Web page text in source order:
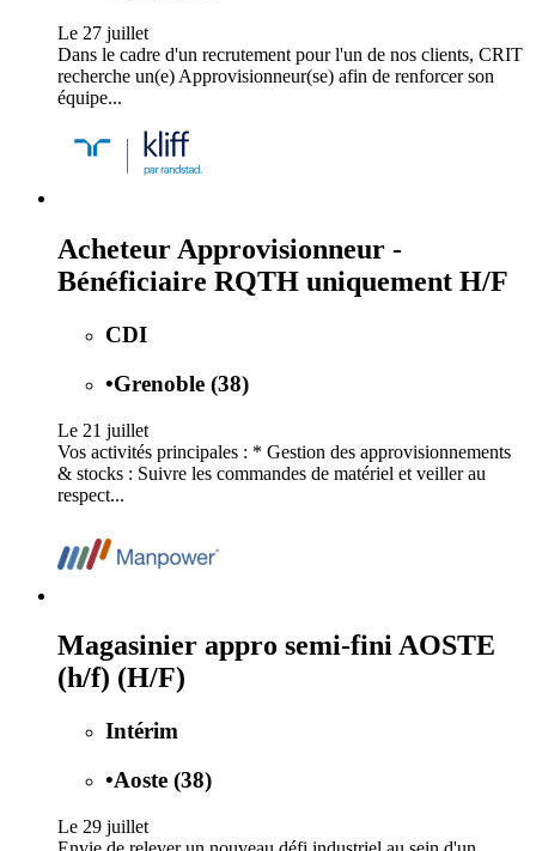
Le 27 juillet
Dans le cadre d'un recrutement pour l'un de nos clients, CRIT
recherche un(e) Approvisionneur(se) afin de renforcer son
équipe...
Acheteur Approvisionneur -
Bénéficiaire RQTH uniquement H/F
CDI
•Grenoble (38)
Le 21 juillet
Vos activités principales : * Gestion des approvisionnements
& stocks : Suivre les commandes de matériel et veiller au
respect...
Magasinier appro semi-fini AOSTE
(h/f) (H/F)
Intérim
•Aoste (38)
Le 29 juillet